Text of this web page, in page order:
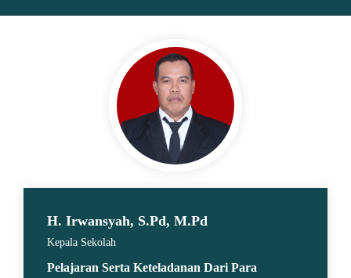
H. Irwansyah, S.Pd, M.Pd
Kepala Sekolah
Pelajaran Serta Keteladanan Dari Para